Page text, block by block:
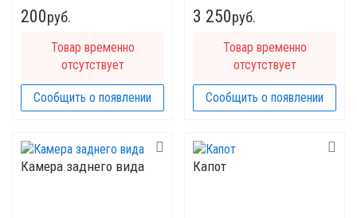
200руб.
Товар временно
отсутствует
Сообщить о появлении
3 250руб.
Товар временно
отсутствует
Сообщить о появлении
Камера заднего вида Капот